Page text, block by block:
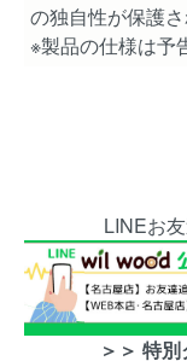
の独自性が保護さ
※製品の仕様は予
LINEお
＞＞ 特